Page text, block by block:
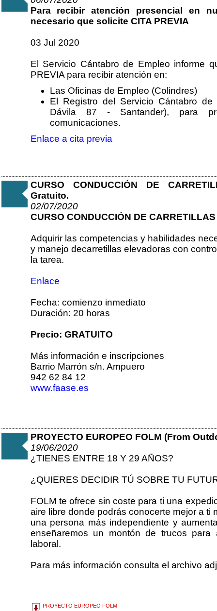
Para recibir atención presencial en
necesario que solicite CITA PREVIA
03 Jul 2020
El Servicio Cántabro de Empleo informe
PREVIA para recibir atención en:
Las Oficinas de Empleo (Colindres)
El Registro del Servicio Cántabro
Dávila 87 - Santander), para
comunicaciones.
Enlace a cita previa
CURSO CONDUCCIÓN DE
Gratuito.
02/07/2020
CURSO CONDUCCIÓN DE
Adquirir las competencias y habilidades
y manejo decarretillas elevadoras con
la tarea.
Enlace
Fecha: comienzo inmediato
Duración: 20 horas
Precio: GRATUITO
Más información e inscripciones
Barrio Marrón s/n. Ampuero
942 62 84 12
www.faase.es
PROYECTO EUROPEO FOLM (From
19/06/2020
¿TIENES ENTRE 18 Y 29 AÑOS?
¿QUIERES DECIDIR TÚ SOBRE TU
FOLM te ofrece sin coste para ti una
aire libre donde podrás conocerte mejor a ti
una persona más independiente y
enseñaremos un montón de trucos
laboral.
Para más información consulta el archivo
PROYECTO EUROPEO FOLM